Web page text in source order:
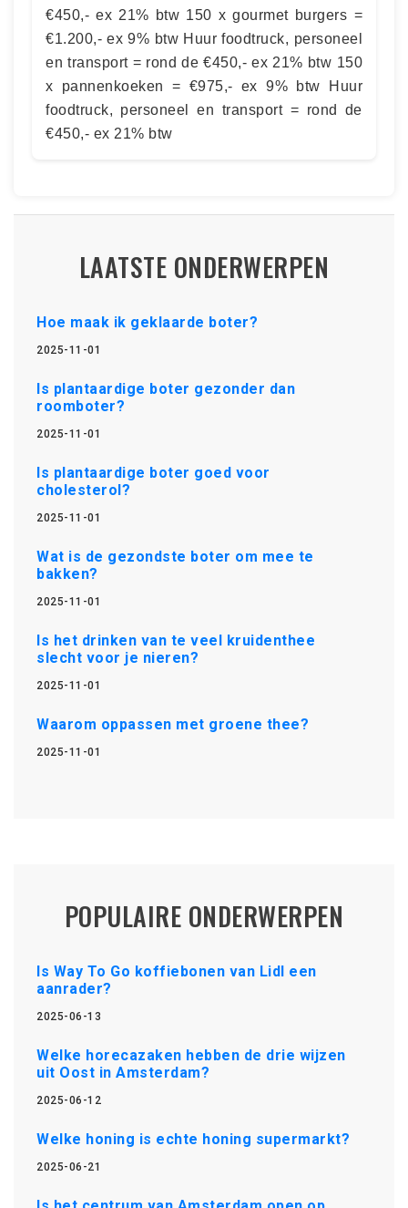
€450,- ex 21% btw 150 x gourmet burgers =
€1.200,- ex 9% btw Huur foodtruck, personeel
en transport = rond de €450,- ex 21% btw 150
x pannenkoeken = €975,- ex 9% btw Huur
foodtruck, personeel en transport = rond de
€450,- ex 21% btw
LAATSTE ONDERWERPEN
Hoe maak ik geklaarde boter?
2025-11-01
Is plantaardige boter gezonder dan
roomboter?
2025-11-01
Is plantaardige boter goed voor
cholesterol?
2025-11-01
Wat is de gezondste boter om mee te
bakken?
2025-11-01
Is het drinken van te veel kruidenthee
slecht voor je nieren?
2025-11-01
Waarom oppassen met groene thee?
2025-11-01
POPULAIRE ONDERWERPEN
Is Way To Go koffiebonen van Lidl een
aanrader?
2025-06-13
Welke horecazaken hebben de drie wijzen
uit Oost in Amsterdam?
2025-06-12
Welke honing is echte honing supermarkt?
2025-06-21